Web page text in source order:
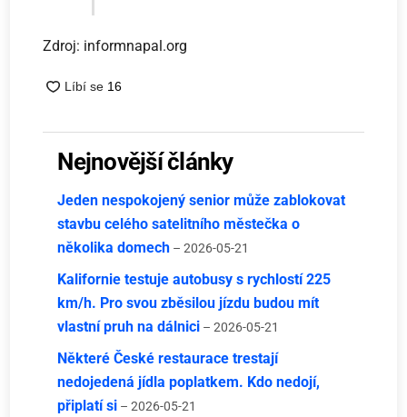
Zdroj: informnapal.org
Nejnovější články
Jeden nespokojený senior může zablokovat
stavbu celého satelitního městečka o
několika domech – 2026-05-21
Kalifornie testuje autobusy s rychlostí 225
km/h. Pro svou zběsilou jízdu budou mít
vlastní pruh na dálnici – 2026-05-21
Některé České restaurace trestají
nedojedená jídla poplatkem. Kdo nedojí,
připlatí si – 2026-05-21